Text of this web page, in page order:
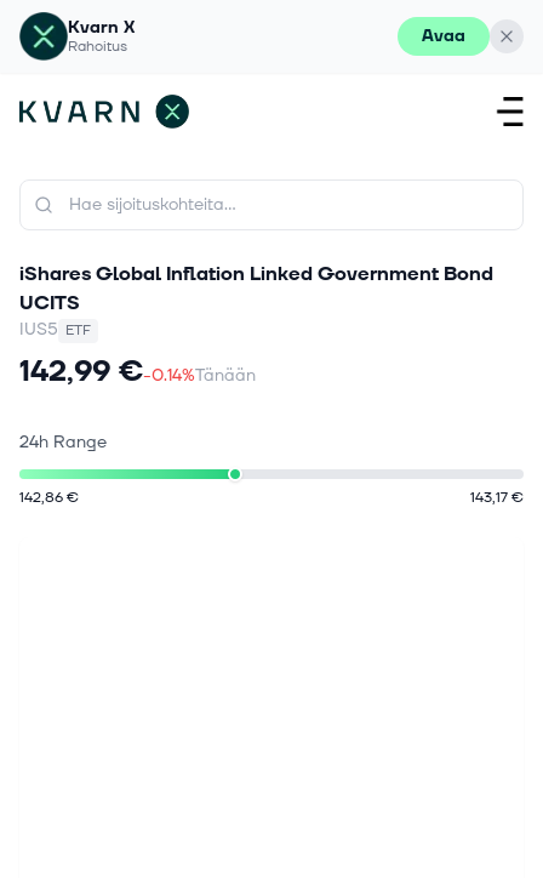
Kvarn X
Rahoitus Avaa
iShares Global Inflation Linked Government Bond
UCITS
IUS5 ETF
142,99 €-0.14%Tänään
24h Range
142,86 € 143,17 €